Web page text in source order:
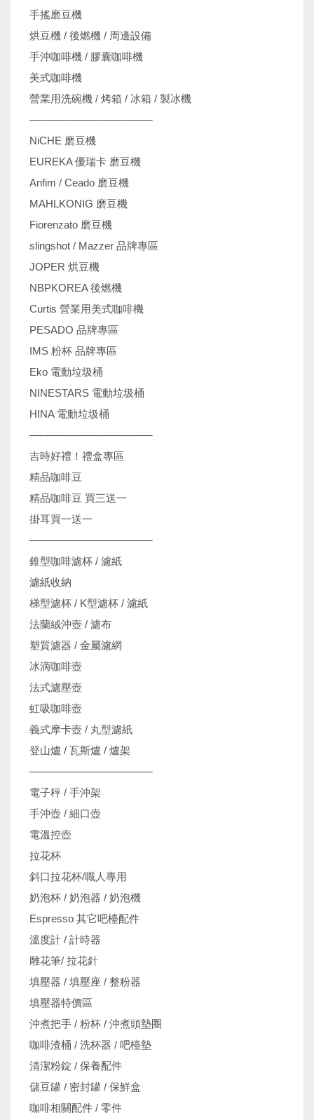
手搖磨豆機
烘豆機 / 後燃機 / 周邊設備
手沖咖啡機 / 膠囊咖啡機
美式咖啡機
營業用洗碗機 / 烤箱 / 冰箱 / 製冰機
────────────────
NiCHE 磨豆機
EUREKA 優瑞卡 磨豆機
Anfim / Ceado 磨豆機
MAHLKONIG 磨豆機
Fiorenzato 磨豆機
slingshot / Mazzer 品牌專區
JOPER 烘豆機
NBPKOREA 後燃機
Curtis 營業用美式咖啡機
PESADO 品牌專區
IMS 粉杯 品牌專區
Eko 電動垃圾桶
NINESTARS 電動垃圾桶
HINA 電動垃圾桶
────────────────
吉時好禮！禮盒專區
精品咖啡豆
精品咖啡豆 買三送一
掛耳買一送一
────────────────
錐型咖啡濾杯 / 濾紙
濾紙收納
梯型濾杯 / K型濾杯 / 濾紙
法蘭絨沖壺 / 濾布
塑質濾器 / 金屬濾網
冰滴咖啡壺
法式濾壓壺
虹吸咖啡壺
義式摩卡壺 / 丸型濾紙
登山爐 / 瓦斯爐 / 爐架
────────────────
電子秤 / 手沖架
手沖壺 / 細口壺
電溫控壺
拉花杯
斜口拉花杯/職人專用
奶泡杯 / 奶泡器 / 奶泡機
Espresso 其它吧檯配件
溫度計 / 計時器
雕花筆/ 拉花針
填壓器 / 填壓座 / 整粉器
填壓器特價區
沖煮把手 / 粉杯 / 沖煮頭墊圈
咖啡渣桶 / 洗杯器 / 吧檯墊
清潔粉錠 / 保養配件
儲豆罐 / 密封罐 / 保鮮盒
咖啡相關配件 / 零件